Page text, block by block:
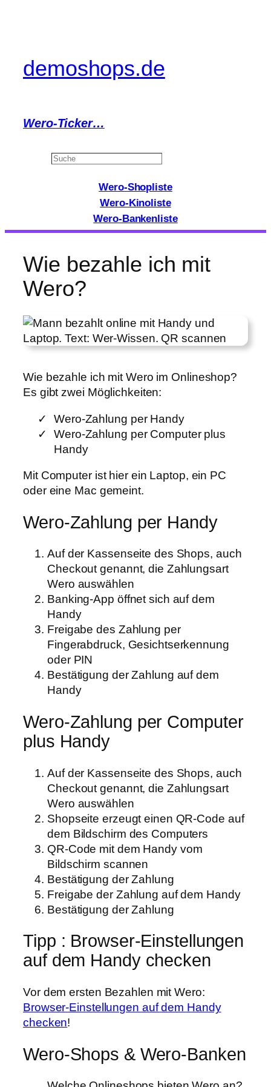
demoshops.de
Wero-Ticker…
Search
Wero-Shopliste
Wero-Kinoliste
Wero-Bankenliste
Wie bezahle ich mit
Wero?
Wie bezahle ich mit Wero im Onlineshop?
Es gibt zwei Möglichkeiten:
Wero-Zahlung per Handy
Wero-Zahlung per Computer plus
Handy
Mit Computer ist hier ein Laptop, ein PC
oder eine Mac gemeint.
Wero-Zahlung per Handy
Auf der Kassenseite des Shops, auch
Checkout genannt, die Zahlungsart
Wero auswählen
Banking-App öffnet sich auf dem
Handy
Freigabe des Zahlung per
Fingerabdruck, Gesichtserkennung
oder PIN
Bestätigung der Zahlung auf dem
Handy
Wero-Zahlung per Computer
plus Handy
Auf der Kassenseite des Shops, auch
Checkout genannt, die Zahlungsart
Wero auswählen
Shopseite erzeugt einen QR-Code auf
dem Bildschirm des Computers
QR-Code mit dem Handy vom
Bildschirm scannen
Bestätigung der Zahlung
Freigabe der Zahlung auf dem Handy
Bestätigung der Zahlung
Tipp : Browser-Einstellungen
auf dem Handy checken
Vor dem ersten Bezahlen mit Wero:
Browser-Einstellungen auf dem Handy
checken!
Wero-Shops & Wero-Banken